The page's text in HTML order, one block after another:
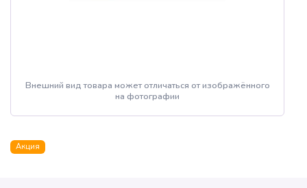
Внешний вид товара может отличаться от изображённого
на фотографии
Акция